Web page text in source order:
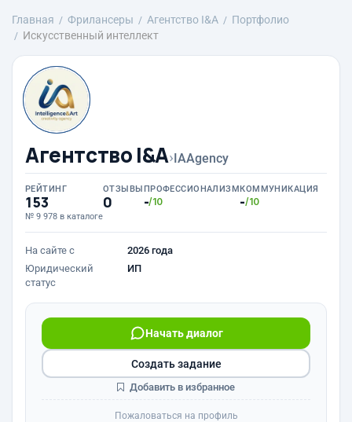
Главная Фрилансеры Агентство I&A
Портфолио
Искусственный интеллект
Агентство I&A›IAAgency
РЕЙТИНГ
153
№ 9 978 в каталоге
ОТЗЫВЫ
0
ПРОФЕССИОНАЛИЗМ
-/10
КОММУНИКАЦИЯ
-/10
На сайте с
2026 года
Юридический
статус
ИП
Начать диалог
Создать задание
Добавить в избранное
Пожаловаться на профиль